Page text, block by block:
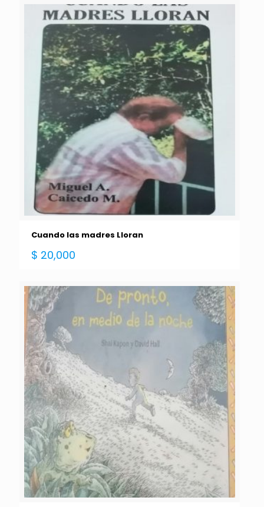
Cuando las madres Lloran
$ 20,000